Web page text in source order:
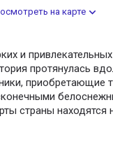
на карте
и
протянулась
приобретающие
страны находятся